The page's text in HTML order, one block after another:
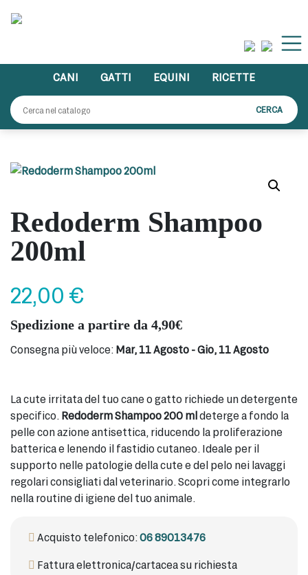
CANI GATTI EQUINI
RICETTE
CERCA
Redoderm Shampoo
200ml
22,00 €
Spedizione a partire da 4,90€
Consegna più veloce: Mar, 11 Agosto - Gio, 11 Agosto
La cute irritata del tuo cane o gatto richiede un detergente
specifico. Redoderm Shampoo 200 mldeterge a fondo la
pelle con azione antisettica, riducendo la proliferazione
batterica e lenendo il fastidio cutaneo. Ideale per il
supporto nelle patologie della cute e del pelo nei lavaggi
regolari consigliati dal veterinario. Scopri come integrarlo
nella routine di igiene del tuo animale.
Acquisto telefonico:06 89013476
Fattura elettronica/cartacea su richiesta